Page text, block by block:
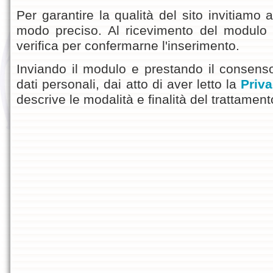
Per garantire la qualità del sito invitiamo
modo preciso. Al ricevimento del
verifica per confermarne l'inserimento.
Inviando il modulo e prestando il
dati personali, dai atto di aver letto la
descrive le modalità e finalità del